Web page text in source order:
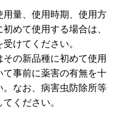
用量、使用時期、使用方
めて使用する場合は、
けてください。
の新品種に初めて使用
事前に薬害の有無を十
なお、病害虫防除所等
ください。